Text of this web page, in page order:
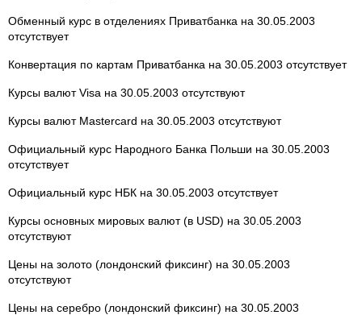
Обменный курс в отделениях Приватбанка на 30.05.2003
отсутствует
Конвертация по картам Приватбанка на 30.05.2003 отсутствует
Курсы валют Visa на 30.05.2003 отсутствуют
Курсы валют Mastercard на 30.05.2003 отсутствуют
Официальный курс Народного Банка Польши на 30.05.2003
отсутствует
Официальный курс НБК на 30.05.2003 отсутствует
Курсы основных мировых валют (в USD) на 30.05.2003
отсутствуют
Цены на золото (лондонский фиксинг) на 30.05.2003
отсутствуют
Цены на серебро (лондонский фиксинг) на 30.05.2003